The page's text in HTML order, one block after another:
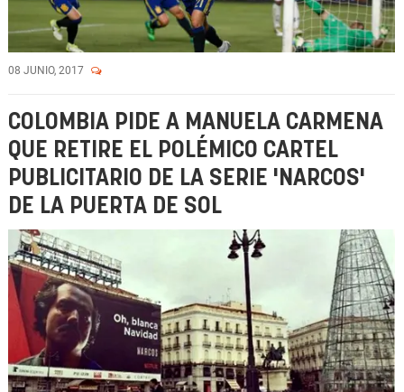
08 JUNIO, 2017
COLOMBIA PIDE A MANUELA CARMENA
QUE RETIRE EL POLÉMICO CARTEL
PUBLICITARIO DE LA SERIE 'NARCOS'
DE LA PUERTA DE SOL